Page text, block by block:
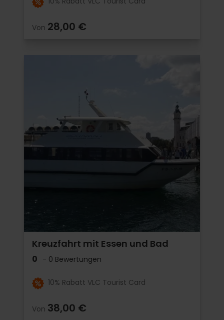
Von 28,00 €
Kreuzfahrt mit Essen und Bad
0 - 0 Bewertungen
10% Rabatt VLC Tourist Card
Von 38,00 €